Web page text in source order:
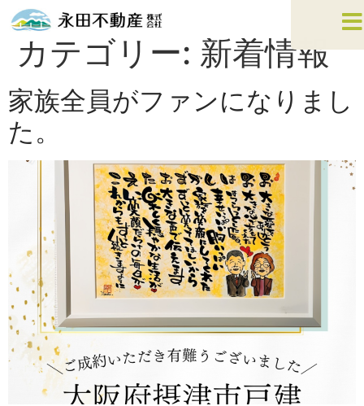
カテゴリー: 新着情報
家族全員がファンになりまし
た。